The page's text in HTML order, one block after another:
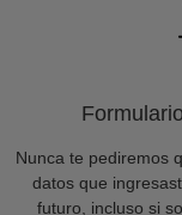
Nunca te pediremos
datos que
futuro, incluso si